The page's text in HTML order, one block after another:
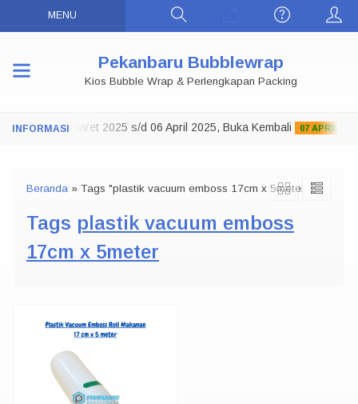
MENU
Pekanbaru Bubblewrap
Kios Bubble Wrap & Perlengkapan Packing
Tutup 29 Maret 2025 s/d 06 April 2025, Buka Kembali 07 APRIL 2025
Beranda » Tags "plastik vacuum emboss 17cm x 5meter"
Tags plastik vacuum emboss
17cm x 5meter